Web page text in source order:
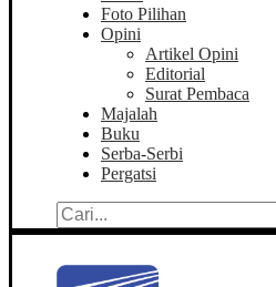
Foto Pilihan
Opini
Artikel Opini
Editorial
Surat Pembaca
Majalah
Buku
Serba-Serbi
Pergatsi